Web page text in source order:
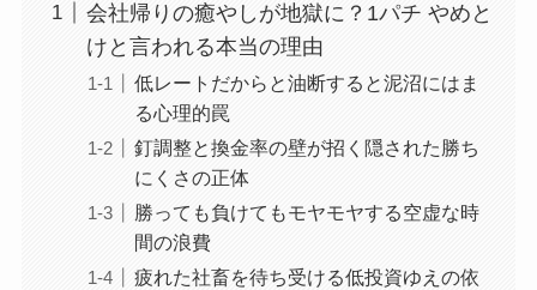
会社帰りの癒やしが地獄に？1パチ やめと
けと言われる本当の理由
低レートだからと油断すると泥沼にはま
る心理的罠
釘調整と換金率の壁が招く隠された勝ち
にくさの正体
勝っても負けてもモヤモヤする空虚な時
間の浪費
疲れた社畜を待ち受ける低投資ゆえの依